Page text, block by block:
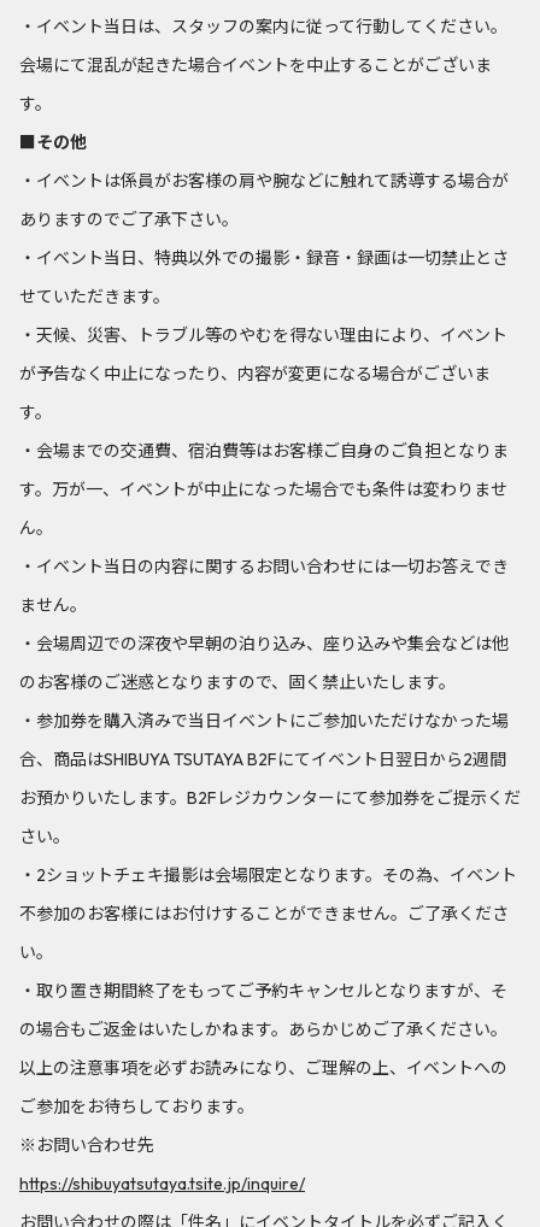
・イベント当日は、スタッフの案内に従って行動してください。
会場にて混乱が起きた場合イベントを中止することがございま
す。
■その他
・イベントは係員がお客様の肩や腕などに触れて誘導する場合が
ありますのでご了承下さい。
・イベント当日、特典以外での撮影・録音・録画は一切禁止とさ
せていただきます。
・天候、災害、トラブル等のやむを得ない理由により、イベント
が予告なく中止になったり、内容が変更になる場合がございま
す。
・会場までの交通費、宿泊費等はお客様ご自身のご負担となりま
す。万が一、イベントが中止になった場合でも条件は変わりませ
ん。
・イベント当日の内容に関するお問い合わせには一切お答えでき
ません。
・会場周辺での深夜や早朝の泊り込み、座り込みや集会などは他
のお客様のご迷惑となりますので、固く禁止いたします。
・参加券を購入済みで当日イベントにご参加いただけなかった場
合、商品はSHIBUYA TSUTAYA B2Fにてイベント日翌日から2週間
お預かりいたします。B2Fレジカウンターにて参加券をご提示くだ
さい。
・2ショットチェキ撮影は会場限定となります。その為、イベント
不参加のお客様にはお付けすることができません。ご了承くださ
い。
・取り置き期間終了をもってご予約キャンセルとなりますが、そ
の場合もご返金はいたしかねます。あらかじめご了承ください。
以上の注意事項を必ずお読みになり、ご理解の上、イベントへの
ご参加をお待ちしております。
※お問い合わせ先
https://shibuyatsutaya.tsite.jp/inquire/
お問い合わせの際は「件名」にイベントタイトルを必ずご記入く